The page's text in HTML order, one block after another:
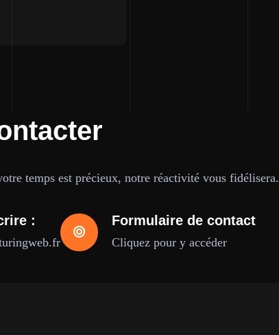
temps est précieux, notre réactivité vous fidélisera.
: Formulaire de contact
Cliquez pour y accéder